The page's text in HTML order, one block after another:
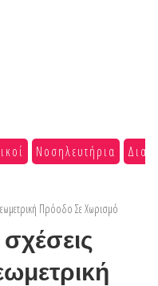
Νοσηλευτήρια
Πρόοδο Σε Χωρισμό
σχέσεις